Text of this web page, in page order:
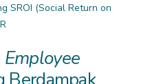
SROI (Social Return on
Employee